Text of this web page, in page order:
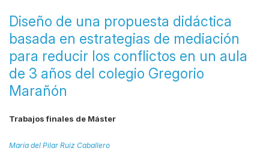
Diseño de una propuesta didáctica
basada en estrategias de mediación
para reducir los conflictos en un aula
de 3 años del colegio Gregorio
Marañón
Trabajos finales de Máster
María del Pilar Ruiz Caballero